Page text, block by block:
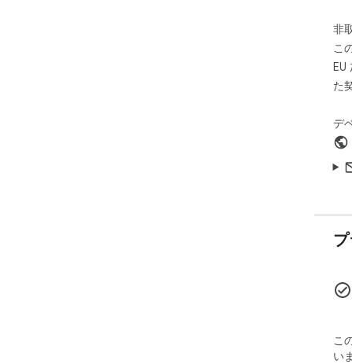
us
デ
非
こ
EU
た
こ
い